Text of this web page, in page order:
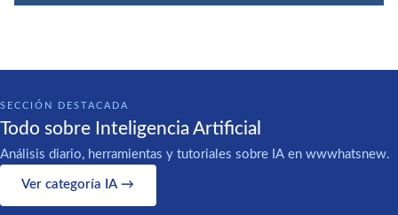
SECCIÓN DESTACADA
Todo sobre Inteligencia Artificial
Análisis diario, herramientas y tutoriales sobre IA en wwwhatsnew.
Ver categoría IA →